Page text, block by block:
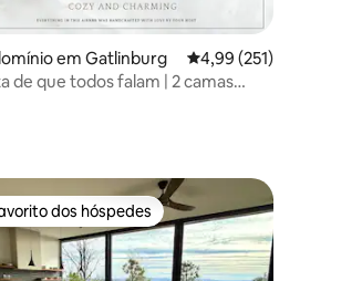
em Gatlinburg Classificação média
4,99 (251)
de que todos falam | 2 camas
dos hóspedes mais apreciados
dos hóspedes